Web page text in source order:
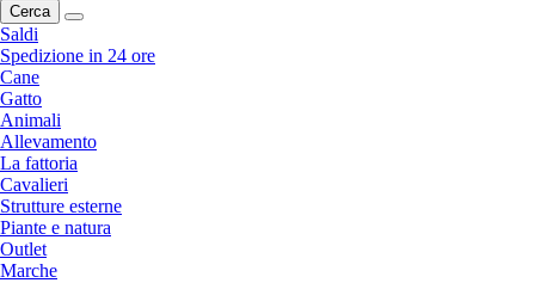
Cerca
Saldi
Spedizione in 24 ore
Cane
Gatto
Animali
Allevamento
La fattoria
Cavalieri
Strutture esterne
Piante e natura
Outlet
Marche